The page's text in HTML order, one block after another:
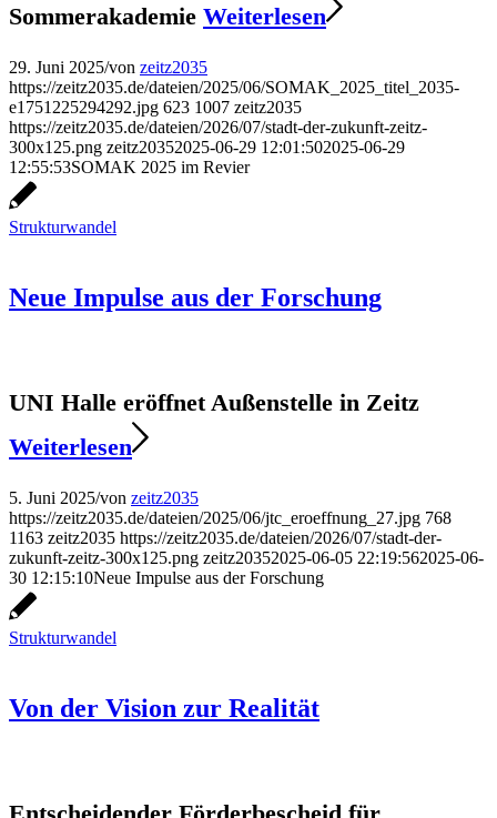
Sommerakademie Weiterlesen
29. Juni 2025/von zeitz2035
https://zeitz2035.de/dateien/2025/06/SOMAK_2025_titel_2035-
e1751225294292.jpg 623 1007 zeitz2035
https://zeitz2035.de/dateien/2026/07/stadt-der-zukunft-zeitz-
300x125.png zeitz20352025-06-29 12:01:502025-06-29
12:55:53SOMAK 2025 im Revier
Strukturwandel
Neue Impulse aus der Forschung
UNI Halle eröffnet Außenstelle in Zeitz
Weiterlesen
5. Juni 2025/von zeitz2035
https://zeitz2035.de/dateien/2025/06/jtc_eroeffnung_27.jpg 768
1163 zeitz2035 https://zeitz2035.de/dateien/2026/07/stadt-der-
zukunft-zeitz-300x125.png zeitz20352025-06-05 22:19:562025-06-
30 12:15:10Neue Impulse aus der Forschung
Strukturwandel
Von der Vision zur Realität